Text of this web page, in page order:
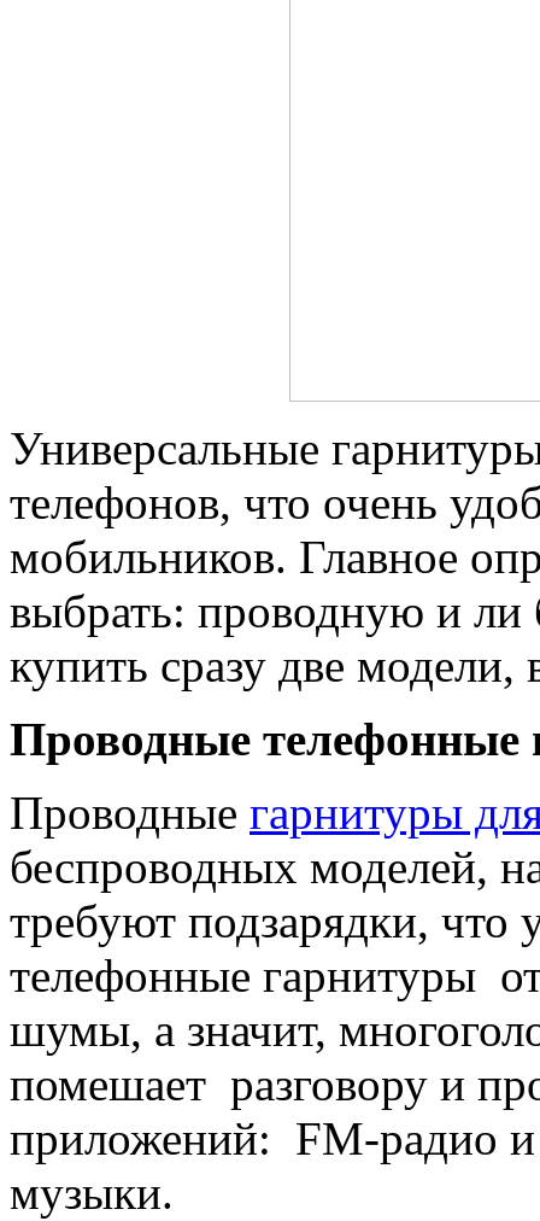
Универсальные
телефонов, что очень
мобильников. Главное
выбрать: проводную и
купить сразу две модели,
Проводные телефонные
Проводные гарнитуры
беспроводных моделей,
требуют подзарядки,
телефонные гарнитуры
шумы, а значит,
помешает разговору и
приложений: FM-радио и
музыки.